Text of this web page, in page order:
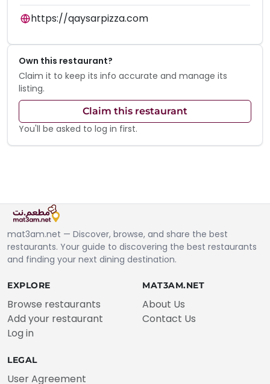
https://qaysarpizza.com
Own this restaurant?
Claim it to keep its info accurate and manage its
listing.
Claim this restaurant
You'll be asked to log in first.
mat3am.net — Discover, browse, and share the best
restaurants. Your guide to discovering the best restaurants
and finding your next dining destination.
EXPLORE
Browse restaurants
Add your restaurant
Log in
MAT3AM.NET
About Us
Contact Us
LEGAL
User Agreement